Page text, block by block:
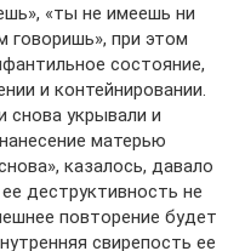
«ты не имеешь ни
говоришь», при этом
состояние,
и контейнировании.
снова укрывали и
матерью
казалось, давало
деструктивность не
повторение будет
свирепость ее